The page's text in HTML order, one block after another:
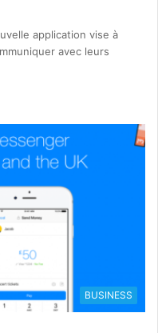
application vise à
avec leurs
BUSINESS